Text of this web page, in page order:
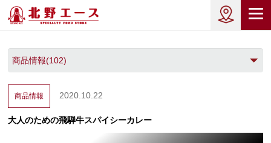
商品情報 2020.10.22
大人のための飛騨牛スパイシーカレー